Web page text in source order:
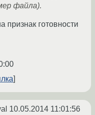
файла).
готовности
10.05.2014 11:01:56